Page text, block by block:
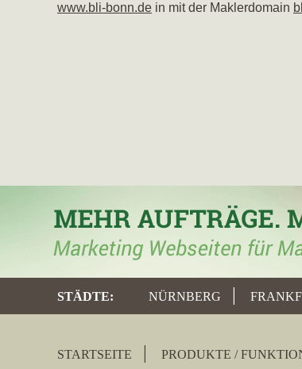
www.bli-bonn.de in mit der Maklerdomain
STÄDTE: NÜRNBERG
STARTSEITE PRODUKTE /